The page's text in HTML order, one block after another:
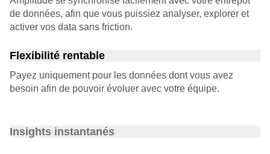
de données, afin que vous puissiez analyser, explorer et
activer vos data sans friction.
Flexibilité rentable
Payez uniquement pour les données dont vous avez
besoin afin de pouvoir évoluer avec votre équipe.
Insights instantanés